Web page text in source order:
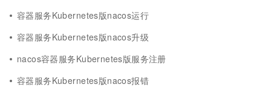
容器服务Kubernetes版nacos运行
容器服务Kubernetes版nacos升级
nacos容器服务Kubernetes版服务注册
容器服务Kubernetes版nacos报错